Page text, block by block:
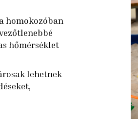
homokozóban
hőmérséklet
lehetnek